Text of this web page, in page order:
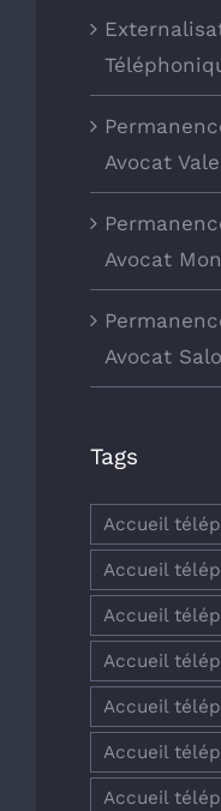
Avocat
Avocat
Avocat
Tags
Accueil
Accueil
Accueil
Accueil
Accueil
Accueil
Accueil